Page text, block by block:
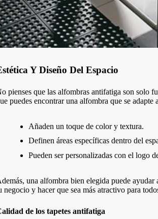
Y Diseño Del Espacio
pienses que las alfombras antifatiga son solo
puedes encontrar una alfombra que se adapte
Añaden un toque de color y textura.
Definen áreas específicas dentro del
Pueden ser personalizadas con el logo
una alfombra bien elegida puede
negocio y hacer que sea más atractivo para
de los tapetes antifatiga